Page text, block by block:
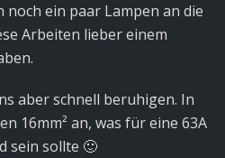
ein paar Lampen an die
Arbeiten lieber einem
aber schnell beruhigen. In
16mm² an, was für eine 63A
sein sollte 🙂